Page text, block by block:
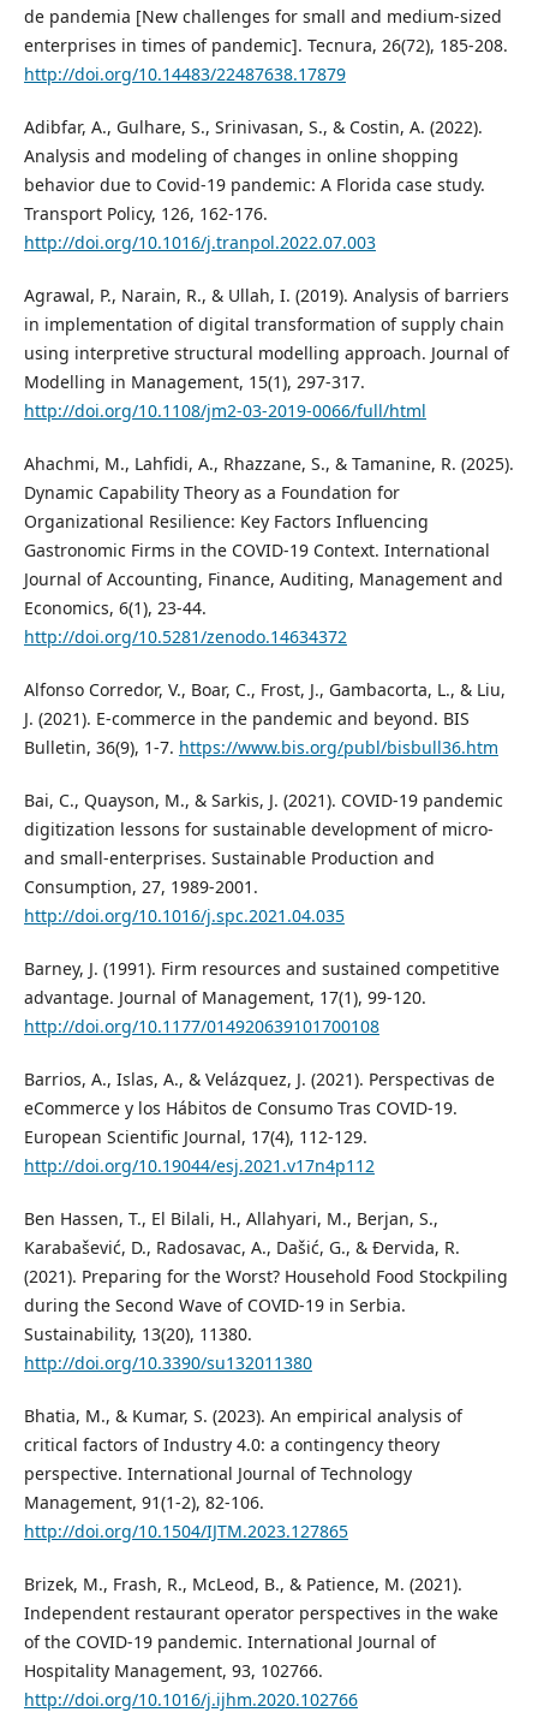
de pandemia [New challenges for small and medium-sized
enterprises in times of pandemic]. Tecnura, 26(72), 185-208.
http://doi.org/10.14483/22487638.17879
Adibfar, A., Gulhare, S., Srinivasan, S., & Costin, A. (2022).
Analysis and modeling of changes in online shopping
behavior due to Covid-19 pandemic: A Florida case study.
Transport Policy, 126, 162-176.
http://doi.org/10.1016/j.tranpol.2022.07.003
Agrawal, P., Narain, R., & Ullah, I. (2019). Analysis of barriers
in implementation of digital transformation of supply chain
using interpretive structural modelling approach. Journal of
Modelling in Management, 15(1), 297-317.
http://doi.org/10.1108/jm2-03-2019-0066/full/html
Ahachmi, M., Lahfidi, A., Rhazzane, S., & Tamanine, R. (2025).
Dynamic Capability Theory as a Foundation for
Organizational Resilience: Key Factors Influencing
Gastronomic Firms in the COVID-19 Context. International
Journal of Accounting, Finance, Auditing, Management and
Economics, 6(1), 23-44.
http://doi.org/10.5281/zenodo.14634372
Alfonso Corredor, V., Boar, C., Frost, J., Gambacorta, L., & Liu,
J. (2021). E-commerce in the pandemic and beyond. BIS
Bulletin, 36(9), 1-7. https://www.bis.org/publ/bisbull36.htm
Bai, C., Quayson, M., & Sarkis, J. (2021). COVID-19 pandemic
digitization lessons for sustainable development of micro-
and small-enterprises. Sustainable Production and
Consumption, 27, 1989-2001.
http://doi.org/10.1016/j.spc.2021.04.035
Barney, J. (1991). Firm resources and sustained competitive
advantage. Journal of Management, 17(1), 99-120.
http://doi.org/10.1177/014920639101700108
Barrios, A., Islas, A., & Velázquez, J. (2021). Perspectivas de
eCommerce y los Hábitos de Consumo Tras COVID-19.
European Scientific Journal, 17(4), 112-129.
http://doi.org/10.19044/esj.2021.v17n4p112
Ben Hassen, T., El Bilali, H., Allahyari, M., Berjan, S.,
Karabašević, D., Radosavac, A., Dašić, G., & Đervida, R.
(2021). Preparing for the Worst? Household Food Stockpiling
during the Second Wave of COVID-19 in Serbia.
Sustainability, 13(20), 11380.
http://doi.org/10.3390/su132011380
Bhatia, M., & Kumar, S. (2023). An empirical analysis of
critical factors of Industry 4.0: a contingency theory
perspective. International Journal of Technology
Management, 91(1-2), 82-106.
http://doi.org/10.1504/IJTM.2023.127865
Brizek, M., Frash, R., McLeod, B., & Patience, M. (2021).
Independent restaurant operator perspectives in the wake
of the COVID-19 pandemic. International Journal of
Hospitality Management, 93, 102766.
http://doi.org/10.1016/j.ijhm.2020.102766